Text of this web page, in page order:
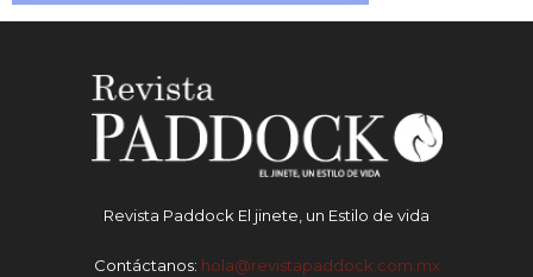
Revista Paddock El jinete, un Estilo de vida
Contáctanos: hola@revistapaddock.com.mx